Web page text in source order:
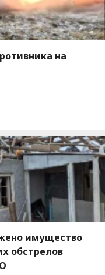
на
имущество
обстрелов